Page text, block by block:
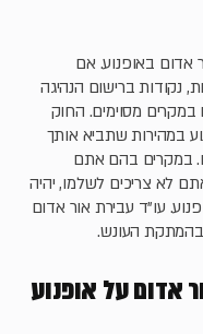
באופנוע. אם
נקודות ברישום הנהיגה
במקרים מסוימים. החוק
במהירות שתביא אותך
במקרים בהם אתם
לא צריכים לשלמו, יהיה
עו"ד עבירת אור אדום
בהמתקת העונש.
אדום על אופנוע